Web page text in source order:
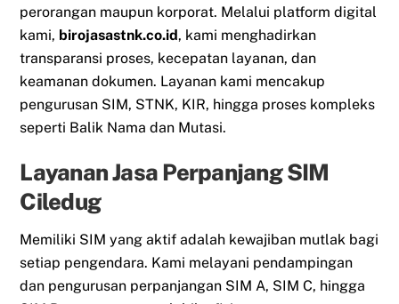
perorangan maupun korporat. Melalui platform digital
kami, birojasastnk.co.id, kami menghadirkan
transparansi proses, kecepatan layanan, dan
keamanan dokumen. Layanan kami mencakup
pengurusan SIM, STNK, KIR, hingga proses kompleks
seperti Balik Nama dan Mutasi.
Layanan Jasa Perpanjang SIM
Ciledug
Memiliki SIM yang aktif adalah kewajiban mutlak bagi
setiap pengendara. Kami melayani pendampingan
dan pengurusan perpanjangan SIM A, SIM C, hingga